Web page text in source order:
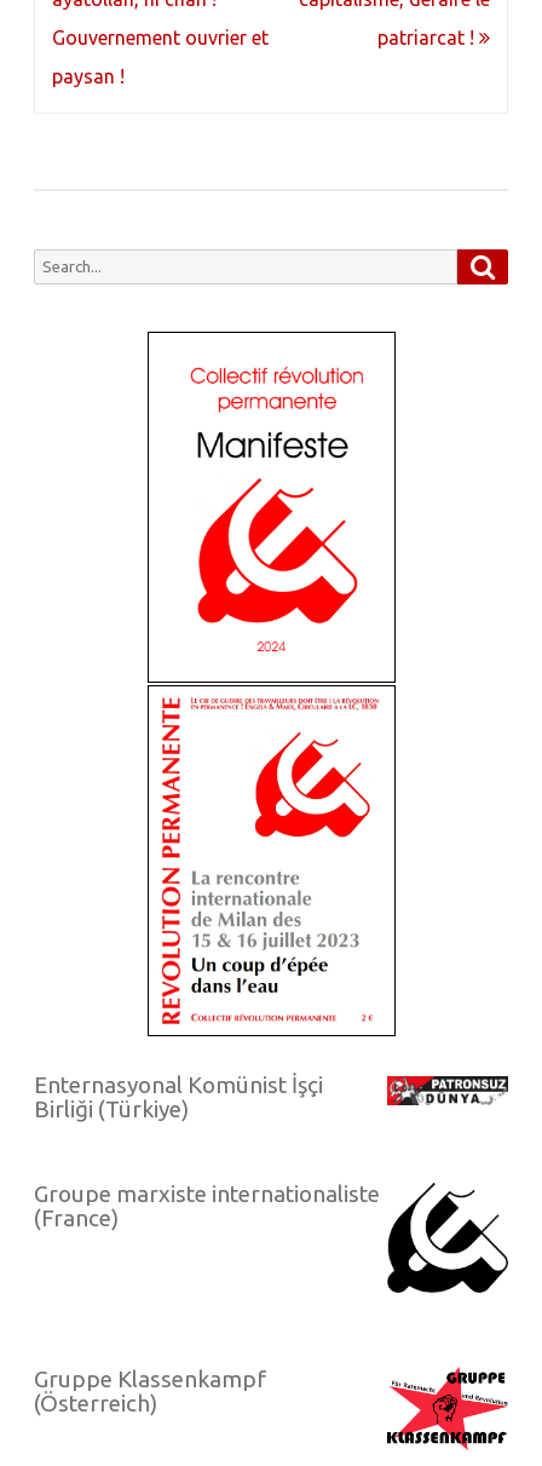
l’article
Gouvernement ouvrier et
paysan !
patriarcat !
Search
Enternasyonal Komünist İşçi
Birliği (Türkiye)
Groupe marxiste internationaliste
(France)
Gruppe Klassenkampf
(Österreich)